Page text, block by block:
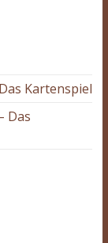
Kartenspiel
Das